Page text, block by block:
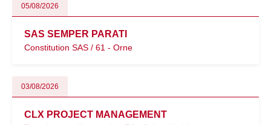
05/08/2026
SAS SEMPER PARATI
Constitution SAS / 61 - Orne
03/08/2026
CLX PROJECT MANAGEMENT